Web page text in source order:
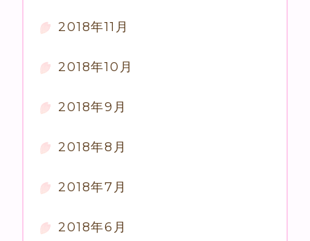
2018年11月
2018年10月
2018年9月
2018年8月
2018年7月
2018年6月